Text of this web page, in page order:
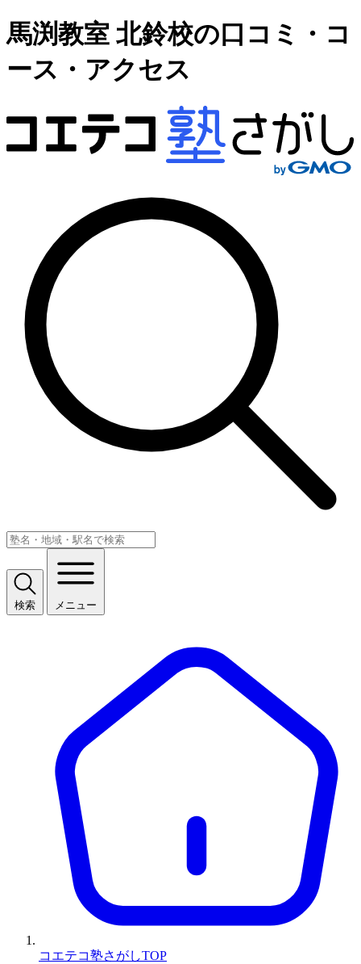
馬渕教室 北鈴校の口コミ・コ
ース・アクセス
検索 メニュー
コエテコ塾さがしTOP